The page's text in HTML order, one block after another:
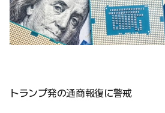
トランプ発の通商報復に警戒